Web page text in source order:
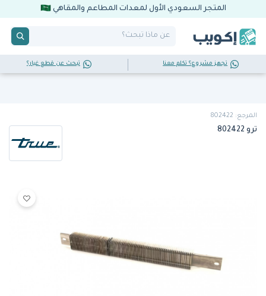
المتجر السعودي الأول لمعدات المطاعم والمقاهي
تجهز مشروع؟ تكلم معنا تبحث عن قطع غيار؟
المرجع: 802422
ترو 802422